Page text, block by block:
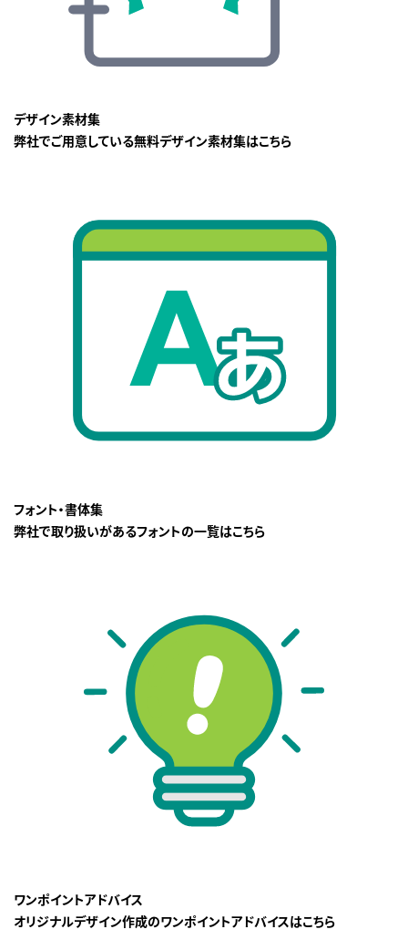
デザイン素材集
弊社でご用意している無料デザイン素材集はこちら
フォント・書体集
弊社で取り扱いがあるフォントの一覧はこちら
ワンポイントアドバイス
オリジナルデザイン作成のワンポイントアドバイスはこちら